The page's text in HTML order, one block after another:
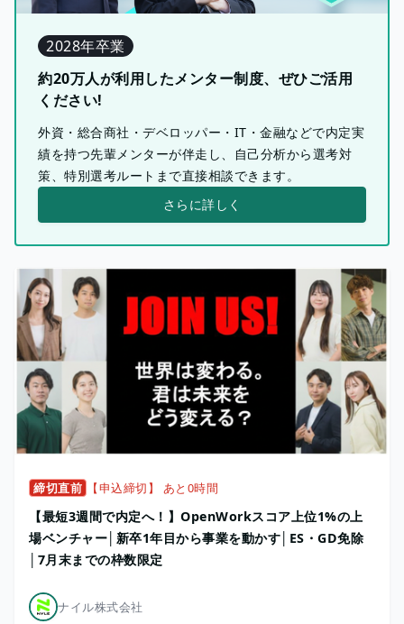
2028年卒業
約20万人が利用したメンター制度、ぜひご活用
ください!
外資・総合商社・デベロッパー・IT・金融などで内定実
績を持つ先輩メンターが伴走し、自己分析から選考対
策、特別選考ルートまで直接相談できます。
さらに詳しく
締切直前 【申込締切】 あと0時間
【最短3週間で内定へ！】OpenWorkスコア上位1%の上
場ベンチャー│新卒1年目から事業を動かす│ES・GD免除
│7月末までの枠数限定
ナイル株式会社